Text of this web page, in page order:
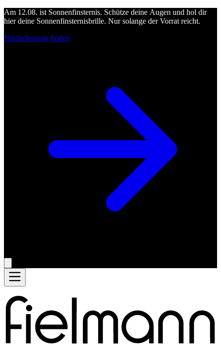
Am 12.08. ist Sonnenfinsternis. Schütze deine Augen und hol dir
hier deine Sonnenfinsternisbrille. Nur solange der Vorrat reicht.
Niederlassung finden